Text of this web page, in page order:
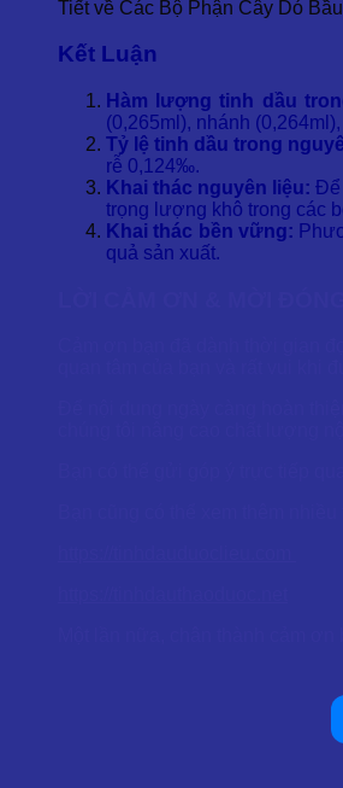
Tiết về Các Bộ Phận Cây Dó Bầu
Kết Luận
Hàm lượng tinh dầu
(0,265ml), nhánh
Tỷ lệ tinh dầu trong
rễ 0,124‰.
Khai thác nguyên liệu: Để
trọng lượng khô trong các
Khai thác bền vững:
quả sản xuất.